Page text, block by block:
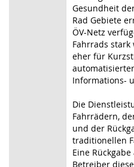
Gesundheit
Rad Gebiete
ÖV-Netz
Fahrrads
eher für
Informations-
Die
Fahrrädern,
und der
traditionellen
Eine
Betreiber